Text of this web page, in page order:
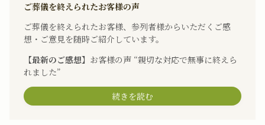
ご葬儀を終えられたお客様の声
ご葬儀を終えられたお客様、参列者様からいただくご感
想・ご意見を随時ご紹介しています。
【最新のご感想】 お客様の声 “親切な対応で無事に終えら
れました”
続きを読む